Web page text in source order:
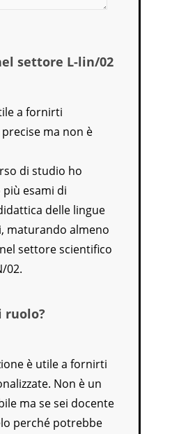
settore L-lin/02
a fornirti
ma non è
di studio ho
esami di
delle lingue
maturando almeno
settore scientifico
02.
ruolo?
è utile a fornirti
Non è un
ma se sei docente
perché potrebbe